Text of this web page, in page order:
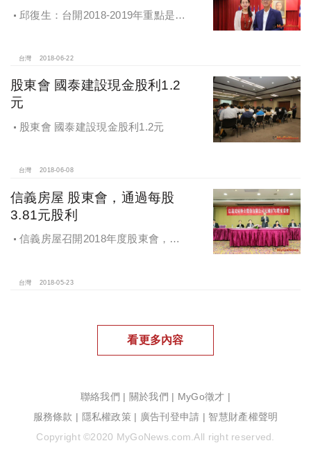
邱復生：台開2018-2019年重點是，
台灣 2018-06-22
股東會 國泰建設現金股利1.2
元
股東會 國泰建設現金股利1.2元
台灣 2018-06-08
信義房屋 股東會，通過每股
3.81元股利
信義房屋召開2018年度股東會，通
台灣 2018-05-23
看更多內容
聯絡我們 關於我們 MyGo徵才
服務條款
隱私權政策 廣告刊登申請
智慧財產權聲明
Copyright ©2020 MyGoNews.com.All right reserved.